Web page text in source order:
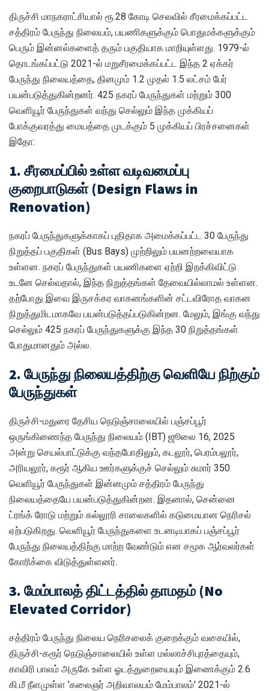
திருச்சி மாநகராட்சியால் ரூ.28 கோடி செலவில் சீரமைக்கப்பட்ட
சத்திரம் பேருந்து நிலையம், பயணிகளுக்கும் பொதுமக்களுக்கும்
பெரும் இன்னல்களைத் தரும் பகுதியாக மாறியுள்ளது. 1979-ல்
தொடங்கப்பட்டு 2021-ல் மறுசீரமைக்கப்பட்ட இந்த 2 ஏக்கர்
பேருந்து நிலையத்தை, தினமும் 1.2 முதல் 1.5 லட்சம் பேர்
பயன்படுத்துகின்றனர். 425 நகரப் பேருந்துகள் மற்றும் 300
வெளியூர் பேருந்துகள் வந்து செல்லும் இந்த முக்கியப்
போக்குவரத்து மையத்தை முடக்கும் 5 முக்கியப் பிரச்சனைகள்
இதோ:
1. சீரமைப்பில் உள்ள வடிவமைப்பு
குறைபாடுகள் (Design Flaws in
Renovation)
நகரப் பேருந்துகளுக்காகப் புதிதாக அமைக்கப்பட்ட 30 பேருந்து
நிறுத்தப் பகுதிகள் (Bus Bays) முற்றிலும் பயனற்றவையாக
உள்ளன. நகரப் பேருந்துகள் பயணிகளை ஏற்றி இறக்கிவிட்டு
உடனே செல்வதால், இந்த நிறுத்தங்கள் தேவையில்லாமல் உள்ளன.
தற்போது இவை இருசக்கர வாகனங்களின் சட்டவிரோத வாகன
நிறுத்துமிடமாகவே பயன்படுத்தப்படுகின்றன. மேலும், இங்கு வந்து
செல்லும் 425 நகரப் பேருந்துகளுக்கு இந்த 30 நிறுத்தங்கள்
போதுமானதும் அல்ல.
2. பேருந்து நிலையத்திற்கு வெளியே நிற்கும்
பேருந்துகள்
திருச்சி-மதுரை தேசிய நெடுஞ்சாலையில் பஞ்சப்பூர்
ஒருங்கிணைந்த பேருந்து நிலையம் (IBT) ஜூலை 16, 2025
அன்று செயல்பாட்டுக்கு வந்தபோதிலும், கடலூர், பெரம்பலூர்,
அரியலூர், கரூர் ஆகிய ஊர்களுக்குச் செல்லும் சுமார் 350
வெளியூர் பேருந்துகள் இன்னமும் சத்திரம் பேருந்து
நிலையத்தையே பயன்படுத்துகின்றன. இதனால், சென்னை
ட்ரங்க் ரோடு மற்றும் கல்லூரி சாலைகளில் கடுமையான நெரிசல்
ஏற்படுகிறது. வெளியூர் பேருந்துகளை உடனடியாகப் பஞ்சப்பூர்
பேருந்து நிலையத்திற்கு மாற்ற வேண்டும் என சமூக ஆர்வலர்கள்
கோரிக்கை விடுத்துள்ளனர்.
3. மேம்பாலத் திட்டத்தில் தாமதம் (No
Elevated Corridor)
சத்திரம் பேருந்து நிலைய நெரிசலைக் குறைக்கும் வகையில்,
திருச்சி-கரூர் நெடுஞ்சாலையில் உள்ள மல்லாச்சிபுரத்தையும்,
காவிரி பாலம் அருகே உள்ள ஓடத்துறையையும் இணைக்கும் 2.6
கி.மீ நீளமுள்ள 'கலைஞர் அறிவாலயம் மேம்பாலம்' 2021-ல்